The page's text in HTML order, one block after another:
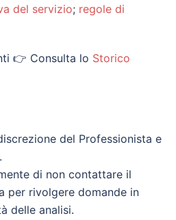
del servizio; regole di
👉 Consulta lo Storico
del Professionista e
di non contattare il
per rivolgere domande in
delle analisi.